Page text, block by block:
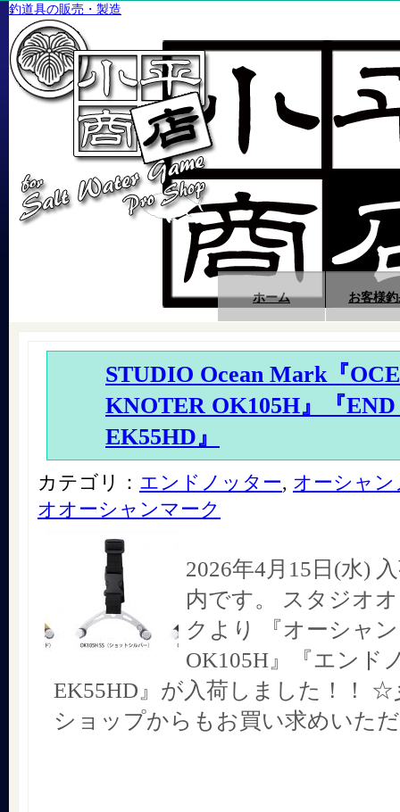
釣道具の販売・製造
ホーム お客様
STUDIO Ocean Mark『
KNOTER OK105H』『
EK55HD』
カテゴリ： エンドノッター, オーシャ
オオーシャンマーク
2026年4月15日(水)
内です。 スタジオ
クより 『オーシャ
OK105H』『エンド
EK55HD』が入荷しました！！
ショップからもお買い求めいた